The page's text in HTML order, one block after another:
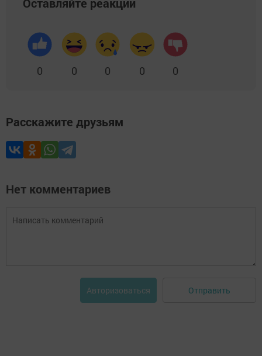
Оставляйте реакции
0 0 0 0 0
Расскажите друзьям
Нет комментариев
Авторизоваться Отправить